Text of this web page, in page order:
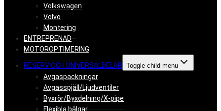
Volkswagen
Volvo
Montering
ENTREPRENAD
MOTOROPTIMERING
RESERV OCH UNIVERSALDELAR Toggle child menu
Avgaspackningar
Avgasspjäll/Ljudventiler
Byxrör/Byxdelning/X-pipe
Flexibla bälgar